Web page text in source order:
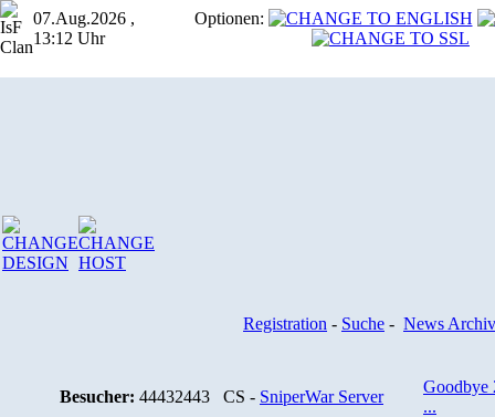
07.Aug.2026 ,
13:12 Uhr
Optionen:
Registration - Suche - News Archiv
Besucher: 44432443 CS - SniperWar Server
Goodbye
...